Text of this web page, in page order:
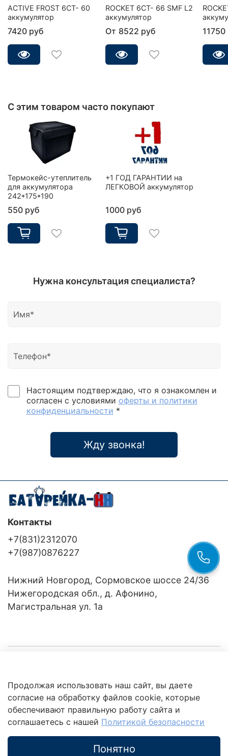
ACTIVE FROST 6СТ- 60
аккумулятор
7420 руб
ROCKET 6CT- 66 SMF L2
аккумулятор
От 8522 руб
С этим товаром часто покупают
Термокейс-утеплитель
для аккумулятора
242*175*190
550 руб
+1 ГОД ГАРАНТИИ на
ЛЕГКОВОЙ аккумулятор
1000 руб
Нужна консультация специалиста?
Настоящим подтверждаю, что я ознакомлен и
согласен с условиями оферты и политики
конфиденциальности *
Жду звонка!
Клиентам
Это интересно
Контакты
+7(831)2312070
+7(987)0876227
Нижний Новгород, Сормовское шоссе 24/36
Нижегородская обл., д. Афонино,
Магистральная ул. 1а
Продолжая использовать наш сайт, вы даете
согласие на обработку файлов cookie, которые
обеспечивают правильную работу сайта и
соглашаетесь с нашей Политикой безопасности
Понятно
обработки